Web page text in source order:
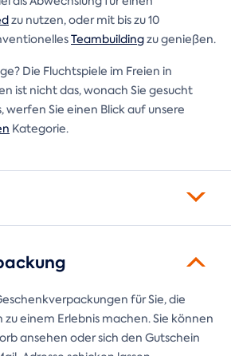
zu nutzen, oder mit bis zu 10
Teambuildingzu genießen.
Die Fluchtspiele im Freien in
ist nicht das, wonach Sie gesucht
werfen Sie einen Blick auf unsere
Kategorie.
für Sie, die
zu einem Erlebnis machen. Sie können
ansehen oder sich den Gutschein